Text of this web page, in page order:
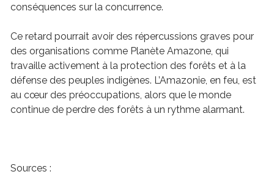
conséquences sur la concurrence.
Ce retard pourrait avoir des répercussions graves pour
des organisations comme Planète Amazone, qui
travaille activement à la protection des forêts et à la
défense des peuples indigènes. L’Amazonie, en feu, est
au cœur des préoccupations, alors que le monde
continue de perdre des forêts à un rythme alarmant.
Sources :